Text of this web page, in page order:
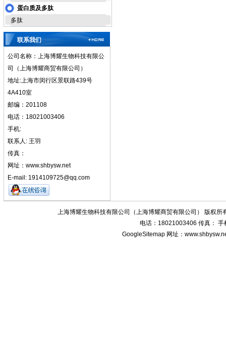
蛋白质及多肽
多肽
联系我们
公司名称：上海博耀生物科技有限公
司（上海博耀商贸有限公司）
地址:上海市闵行区景联路439号
4A410室
邮编：201108
电话：18021003406
手机:
联系人: 王羽
传真：
网址：www.shbysw.net
E-mail: 1914109725@qq.com
上海博耀生物科技有限公司（上海博耀商贸有限公司） 版权所
电话：18021003406 传真： 手
GoogleSitemap 网址：